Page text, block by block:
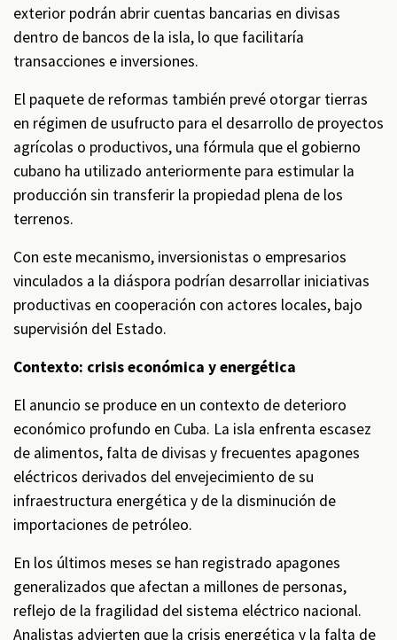
exterior podrán abrir cuentas bancarias en divisas
dentro de bancos de la isla, lo que facilitaría
transacciones e inversiones.
El paquete de reformas también prevé otorgar tierras
en régimen de usufructo para el desarrollo de proyectos
agrícolas o productivos, una fórmula que el gobierno
cubano ha utilizado anteriormente para estimular la
producción sin transferir la propiedad plena de los
terrenos.
Con este mecanismo, inversionistas o empresarios
vinculados a la diáspora podrían desarrollar iniciativas
productivas en cooperación con actores locales, bajo
supervisión del Estado.
Contexto: crisis económica y energética
El anuncio se produce en un contexto de deterioro
económico profundo en Cuba. La isla enfrenta escasez
de alimentos, falta de divisas y frecuentes apagones
eléctricos derivados del envejecimiento de su
infraestructura energética y de la disminución de
importaciones de petróleo.
En los últimos meses se han registrado apagones
generalizados que afectan a millones de personas,
reflejo de la fragilidad del sistema eléctrico nacional.
Analistas advierten que la crisis energética y la falta de